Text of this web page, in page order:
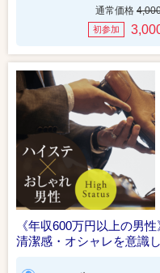
通常価格
初参加
《年収600万円以上の男性
清潔感・オシャレを意識